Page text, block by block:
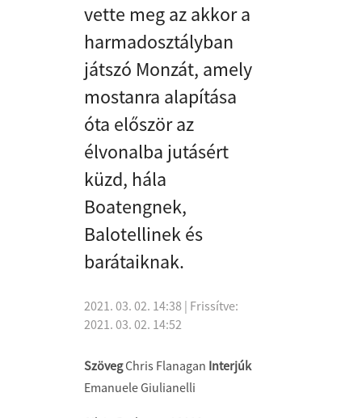
vette meg az akkor a
harmadosztályban
játszó Monzát, amely
mostanra alapítása
óta először az
élvonalba jutásért
küzd, hála
Boatengnek,
Balotellinek és
barátaiknak.
2021. 03. 02. 14:38 | Frissítve:
2021. 03. 02. 14:52
SzövegChris Flanagan Interjúk
Emanuele Giulianelli